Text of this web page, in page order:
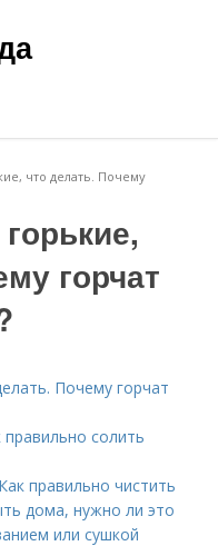
что делать. Почему
горчат
Почему горчат
правильно солить
правильно чистить
дома, нужно ли это
или сушкой